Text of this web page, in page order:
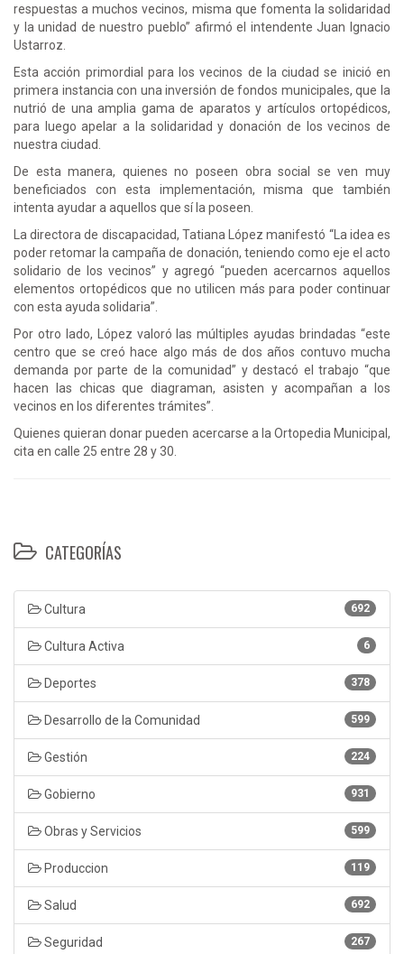
respuestas a muchos vecinos, misma que fomenta la solidaridad
y la unidad de nuestro pueblo” afirmó el intendente Juan Ignacio
Ustarroz.
Esta acción primordial para los vecinos de la ciudad se inició en
primera instancia con una inversión de fondos municipales, que la
nutrió de una amplia gama de aparatos y artículos ortopédicos,
para luego apelar a la solidaridad y donación de los vecinos de
nuestra ciudad.
De esta manera, quienes no poseen obra social se ven muy
beneficiados con esta implementación, misma que también
intenta ayudar a aquellos que sí la poseen.
La directora de discapacidad, Tatiana López manifestó “La idea es
poder retomar la campaña de donación, teniendo como eje el acto
solidario de los vecinos” y agregó “pueden acercarnos aquellos
elementos ortopédicos que no utilicen más para poder continuar
con esta ayuda solidaria”.
Por otro lado, López valoró las múltiples ayudas brindadas “este
centro que se creó hace algo más de dos años contuvo mucha
demanda por parte de la comunidad” y destacó el trabajo “que
hacen las chicas que diagraman, asisten y acompañan a los
vecinos en los diferentes trámites”.
Quienes quieran donar pueden acercarse a la Ortopedia Municipal,
cita en calle 25 entre 28 y 30.
CATEGORÍAS
692
Cultura
6
Cultura Activa
378
Deportes
599
Desarrollo de la Comunidad
224
Gestión
931
Gobierno
599
Obras y Servicios
119
Produccion
692
Salud
267
Seguridad